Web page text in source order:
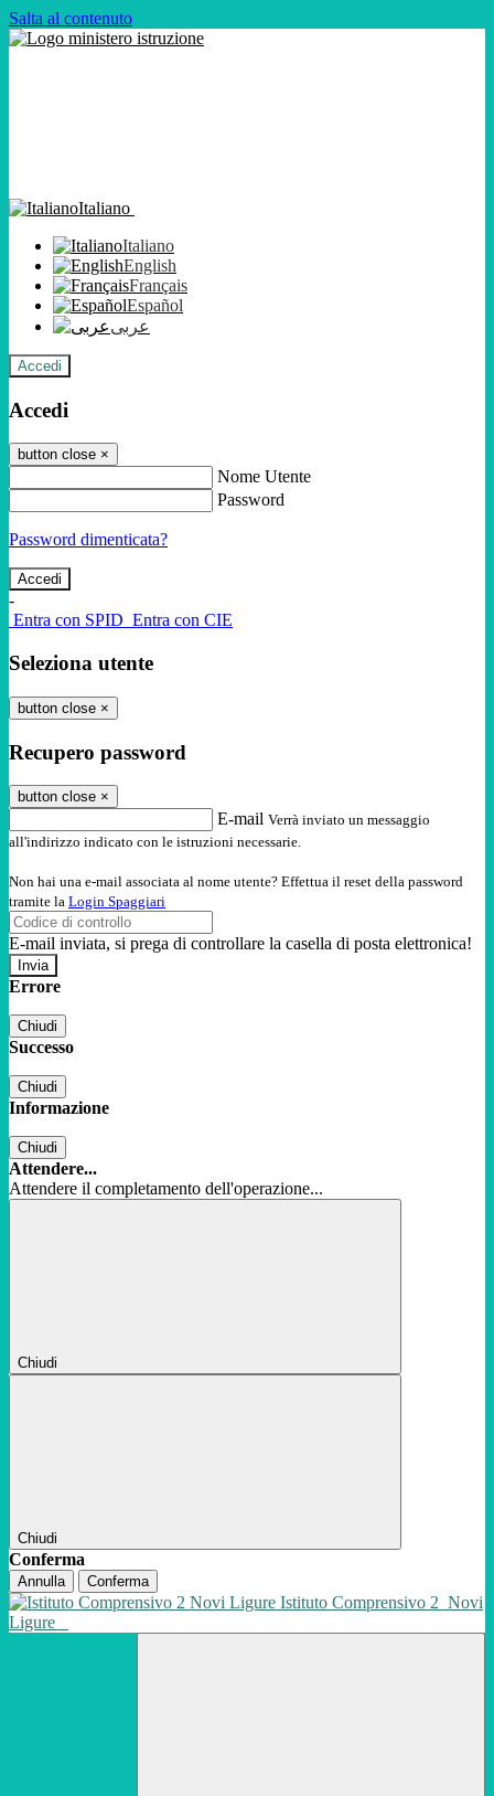
Salta al contenuto
Italiano
Italiano
English
Français
Español
عربى
Accedi
Accedi
button close ×
Nome Utente
Password
Password dimenticata?
-
Entra con SPID Entra con CIE
Seleziona utente
button close ×
Recupero password
button close ×
E-mail Verrà inviato un messaggio
all'indirizzo indicato con le istruzioni necessarie.
Non hai una e-mail associata al nome utente? Effettua il reset della password
tramite la Login Spaggiari
E-mail inviata, si prega di controllare la casella di posta elettronica!
Errore
Chiudi
Successo
Chiudi
Informazione
Chiudi
Attendere...
Attendere il completamento dell'operazione...
Chiudi
Chiudi
Conferma
Annulla Conferma
Istituto Comprensivo 2 Novi
Ligure